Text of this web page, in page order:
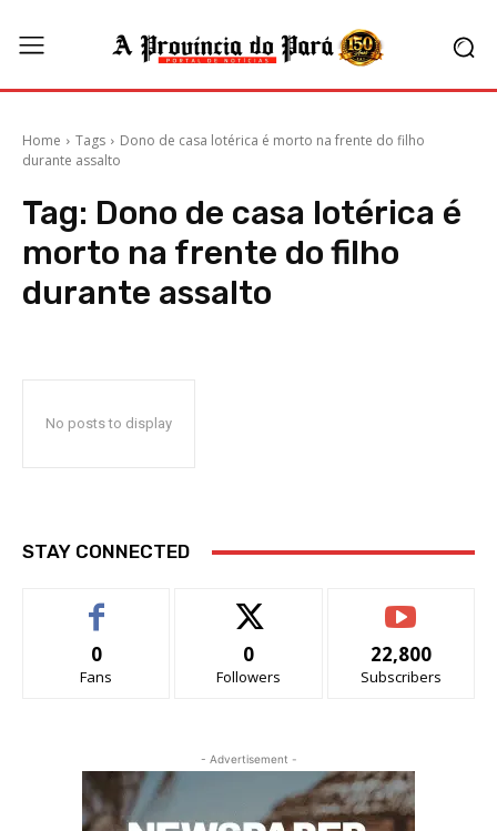
Home Tags
Dono de casa lotérica é morto na frente do filho
durante assalto
Tag: Dono de casa lotérica é
morto na frente do filho
durante assalto
No posts to display
STAY CONNECTED
0
Fans
0
Followers
22,800
Subscribers
- Advertisement -